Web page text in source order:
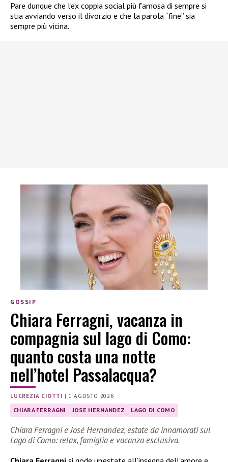
Pare dunque che l’ex coppia social più famosa di sempre si
stia avviando verso il divorzio e che la parola “fine” sia
sempre più vicina.
GOSSIP
Chiara Ferragni, vacanza in
compagnia sul lago di Como:
quanto costa una notte
nell’hotel Passalacqua?
LUCREZIA CIOTTI | 1 AGOSTO 2026
CHIARA FERRAGNI JOSE HERNANDEZ LAGO DI COMO
Chiara Ferragni e José Hernandez, estate da innamorati sul
Lago di Como: relax, famiglia e vacanza esclusiva.